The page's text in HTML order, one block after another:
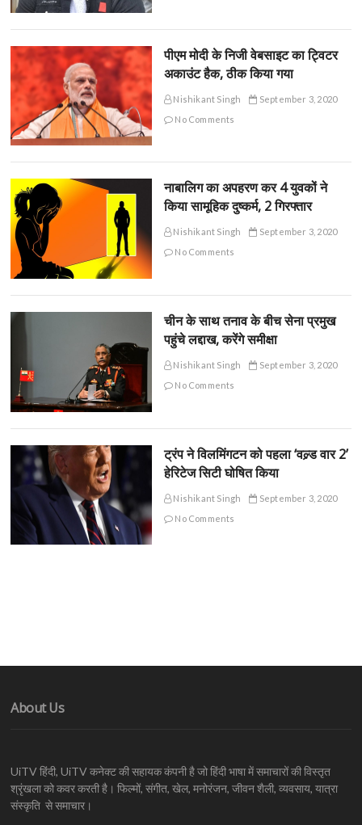
पीएम मोदी के निजी वेबसाइट का ट्विटर
अकाउंट हैक, ठीक किया गया
Nishikant Singh
September 3, 2020
No Comments
नाबालिग का अपहरण कर 4 युवकों ने
किया सामूहिक दुष्कर्म, 2 गिरफ्तार
Nishikant Singh
September 3, 2020
No Comments
चीन के साथ तनाव के बीच सेना प्रमुख
पहुंचे लद्दाख, करेंगे समीक्षा
Nishikant Singh
September 3, 2020
No Comments
ट्रंप ने विलमिंगटन को पहला ‘वल्र्ड वार 2’
हेरिटेज सिटी घोषित किया
Nishikant Singh
September 3, 2020
No Comments
About Us
UiTV हिंदी, UiTV कनेक्ट की सहायक कंपनी है जो हिंदी भाषा में समाचारों की विस्तृत
श्रृंखला को कवर करती है। फिल्मों, संगीत, खेल, मनोरंजन, जीवन शैली, व्यवसाय, यात्रा
संस्कृति से समाचार।